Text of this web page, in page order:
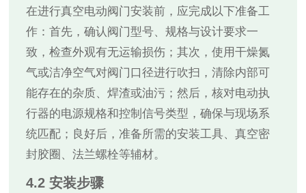
在进行真空电动阀门安装前，应完成以下准备工
作：首先，确认阀门型号、规格与设计要求一
致，检查外观有无运输损伤；其次，使用干燥氮
气或洁净空气对阀门口径进行吹扫，清除内部可
能存在的杂质、焊渣或油污；然后，核对电动执
行器的电源规格和控制信号类型，确保与现场系
统匹配；良好后，准备所需的安装工具、真空密
封胶圈、法兰螺栓等辅材。
4.2 安装步骤